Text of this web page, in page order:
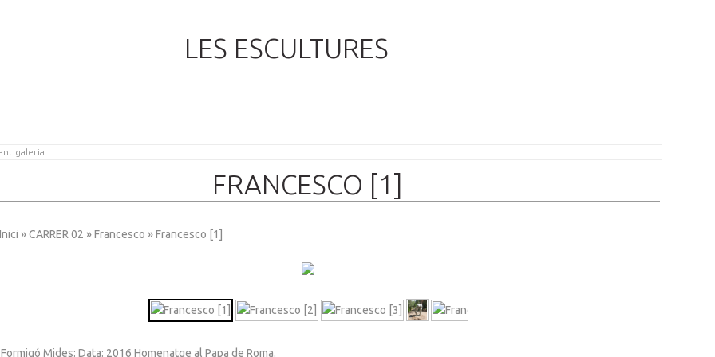
LES ESCULTURES
FRANCESCO [1]
»CARRER 02 »Francesco » Francesco [1]
Mides: Data: 2016 Homenatge al Papa de Roma.